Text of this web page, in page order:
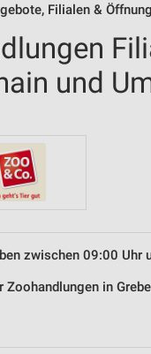
Filialen &
und
zwischen 09:00 Uhr
in